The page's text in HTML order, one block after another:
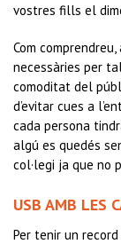
vostres fills el
Com
necessàries per
comoditat del
d’evitar cues a
cada persona
algú es quedés
col·legi ja que no
USB AMB LES
Per tenir un